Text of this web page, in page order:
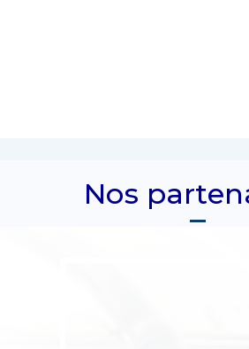
Nos